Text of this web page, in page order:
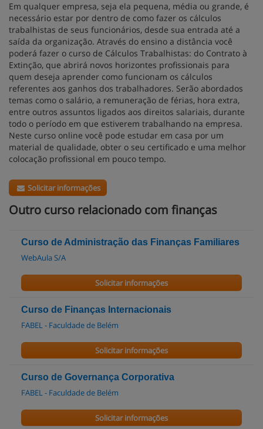
Em qualquer empresa, seja ela pequena, média ou grande, é
necessário estar por dentro de como fazer os cálculos
trabalhistas de seus funcionários, desde sua entrada até a
saída da organização. Através do ensino a distância você
poderá fazer o curso de Cálculos Trabalhistas: do Contrato à
Extinção, que abrirá novos horizontes profissionais para
quem deseja aprender como funcionam os cálculos
referentes aos ganhos dos trabalhadores. Serão abordados
temas como o salário, a remuneração de férias, hora extra,
entre outros assuntos ligados aos direitos salariais, durante
todo o período em que estiverem trabalhando na empresa.
Neste curso online você pode estudar em casa por um
material de qualidade, obter o seu certificado e uma melhor
colocação profissional em pouco tempo.
Solicitar informações
Outro curso relacionado com finanças
Curso de Administração das Finanças Familiares
WebAula S/A
Solicitar informações
Curso de Finanças Internacionais
FABEL - Faculdade de Belém
Solicitar informações
Curso de Governança Corporativa
FABEL - Faculdade de Belém
Solicitar informações